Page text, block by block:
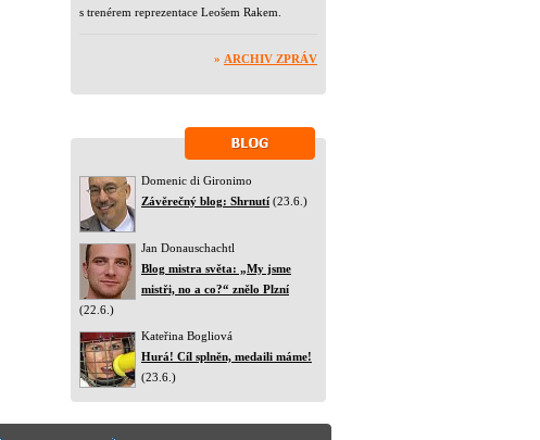
s trenérem reprezentace Leošem Rakem.
» ARCHIV ZPRÁV
Domenic di Gironimo
Závěrečný blog: Shrnutí (23.6.)
Jan Donauschachtl
Blog mistra světa: „My jsme
mistři, no a co?“ znělo Plzní
(22.6.)
Kateřina Bogliová
Hurá! Cíl splněn, medaili máme!
(23.6.)